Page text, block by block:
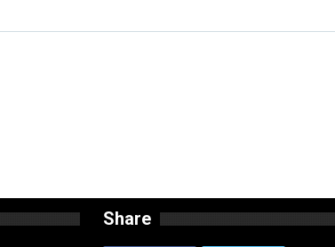
Share